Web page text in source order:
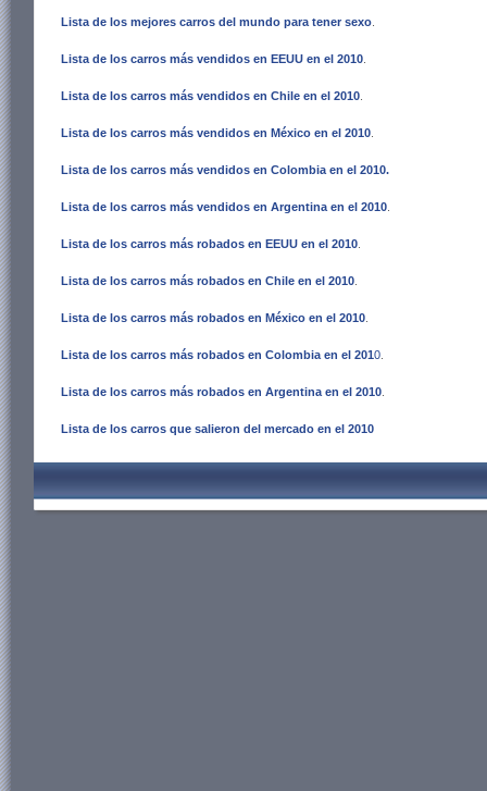
Lista de los mejores carros del mundo para tener sexo
Lista de los carros más vendidos en EEUU en el 2010
Lista de los carros más vendidos en Chile en el 2010
Lista de los carros más vendidos en México en el 2010
Lista de los carros más vendidos en Colombia en el 2010.
Lista de los carros más vendidos en Argentina en el 2010
Lista de los carros más robados en EEUU en el 2010
Lista de los carros más robados en Chile en el 2010
Lista de los carros más robados en México en el 2010
Lista de los carros más robados en Colombia en el 2010
Lista de los carros más robados en Argentina en el 2010
Lista de los carros que salieron del mercado en el 2010